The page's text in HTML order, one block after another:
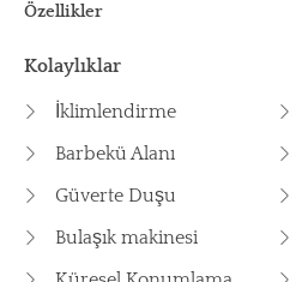
Özellikler
Kolaylıklar
İklimlendirme
Barbekü Alanı
Güverte Duşu
Bulaşık makinesi